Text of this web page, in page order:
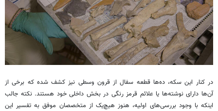
در کنار این سکه، ده‌ها قطعه سفال از قرون وسطی نیز کشف شده که برخی از
آن‌ها دارای نوشته‌ها یا علائم قرمز رنگی در بخش داخلی خود هستند. نکته جالب
اینکه با وجود بررسی‌های اولیه، هنوز هیچ‌یک از متخصصان موفق به تفسیر این